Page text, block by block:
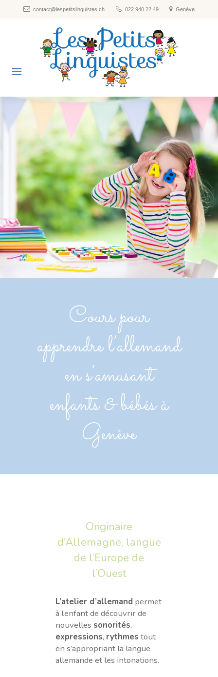
contact@lespetitslinguistes.ch 022 940 22 49 Genève
Les langues
Horaires
Tarifs et inscriptions
FAQ
Contact
Cours pour
apprendre l’allemand
en s’amusant
enfants & bébés à
Genève
Originaire
d’Allemagne, langue
de l’Europe de
l’Ouest
L’atelier d’allemand permet
à l’enfant de découvrir de
nouvelles sonorités,
expressions, rythmes tout
en s’appropriant la langue
allemande et les intonations.